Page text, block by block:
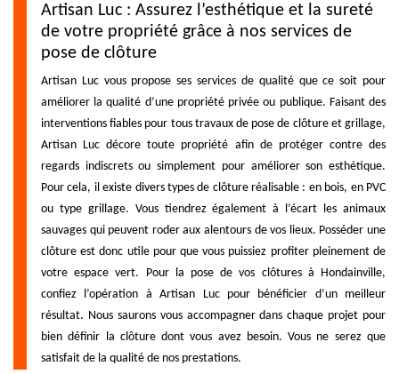
Artisan Luc : Assurez l’esthétique et la sureté
de votre propriété grâce à nos services de
pose de clôture
Artisan Luc vous propose ses services de qualité que ce soit pour
améliorer la qualité d’une propriété privée ou publique. Faisant des
interventions fiables pour tous travaux de pose de clôture et grillage,
Artisan Luc décore toute propriété afin de protéger contre des
regards indiscrets ou simplement pour améliorer son esthétique.
Pour cela, il existe divers types de clôture réalisable : en bois, en PVC
ou type grillage. Vous tiendrez également à l’écart les animaux
sauvages qui peuvent roder aux alentours de vos lieux. Posséder une
clôture est donc utile pour que vous puissiez profiter pleinement de
votre espace vert. Pour la pose de vos clôtures à Hondainville,
confiez l’opération à Artisan Luc pour bénéficier d’un meilleur
résultat. Nous saurons vous accompagner dans chaque projet pour
bien définir la clôture dont vous avez besoin. Vous ne serez que
satisfait de la qualité de nos prestations.